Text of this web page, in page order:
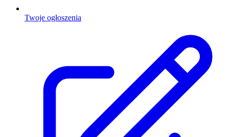
Twoje ogłoszenia